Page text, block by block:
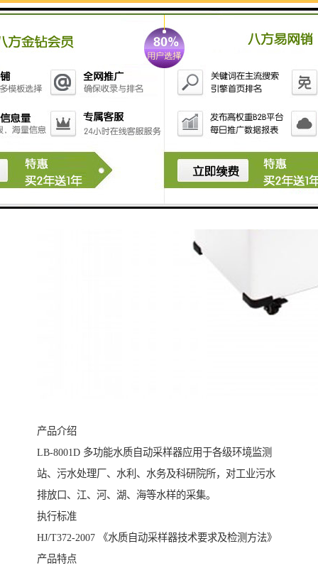
产品介绍
LB-8001D 多功能水质自动采样器应用于各级环境监测
站、污水处理厂、水利、水务及科研院所，对工业污水
排放口、江、河、湖、海等水样的采集。
执行标准
HJ/T372-2007 《水质自动采样器技术要求及检测方法》
产品特点